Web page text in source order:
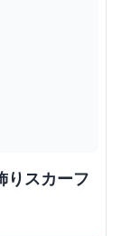
りスカーフ